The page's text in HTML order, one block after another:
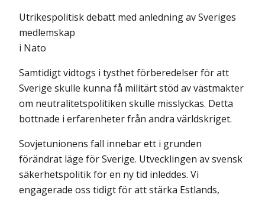
Utrikespolitisk debatt med anledning av Sveriges
medlemskap
i Nato
Samtidigt vidtogs i tysthet förberedelser för att
Sverige skulle kunna få militärt stöd av västmakter
om neutralitetspolitiken skulle misslyckas. Detta
bottnade i erfarenheter från andra världskriget.
Sovjetunionens fall innebar ett i grunden
förändrat läge för Sverige. Utvecklingen av svensk
säkerhetspolitik för en ny tid inleddes. Vi
engagerade oss tidigt för att stärka Estlands,